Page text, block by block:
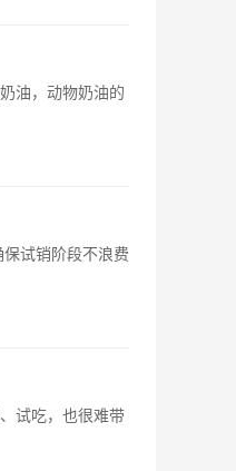
油，动物奶油的
试销阶段不浪费
试吃，也很难带